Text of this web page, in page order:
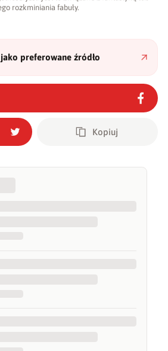
rozkminiania fabuły.
jako preferowane źródło
Kopiuj